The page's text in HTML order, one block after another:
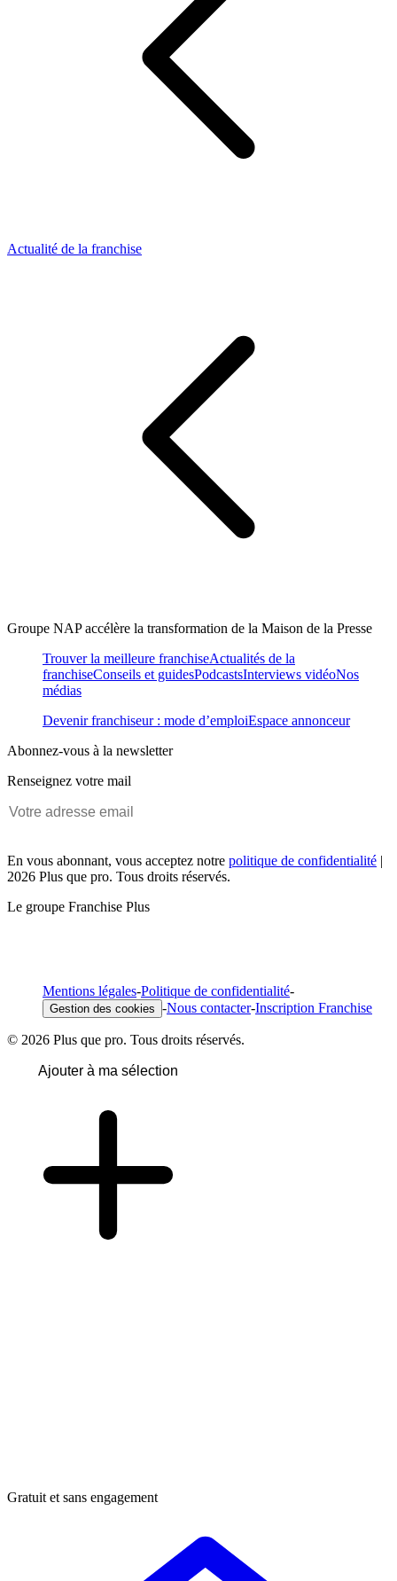
Actualité de la franchise
Groupe NAP accélère la transformation de la Maison de la Presse
Trouver la meilleure franchiseActualités de la
franchiseConseils et guidesPodcastsInterviews vidéoNos
médias
Devenir franchiseur : mode d’emploiEspace annonceur
Abonnez-vous à la newsletter
Renseignez votre mail
En vous abonnant, vous acceptez notre politique de confidentialité |
2026 Plus que pro. Tous droits réservés.
Le groupe Franchise Plus
Mentions légales-Politique de confidentialité-
Gestion des cookies -Nous contacter-Inscription Franchise
© 2026 Plus que pro. Tous droits réservés.
Ajouter à ma sélection
Gratuit et sans engagement